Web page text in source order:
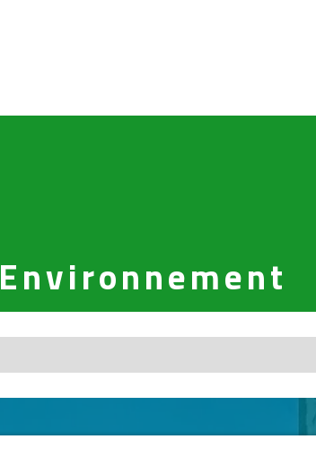
Environnement